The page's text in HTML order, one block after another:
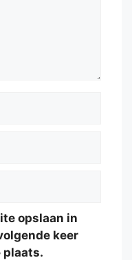
opslaan in
keer
plaats.